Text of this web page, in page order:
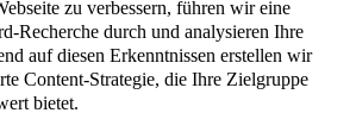
zu verbessern, führen wir eine
Recherche durch und analysieren Ihre
auf diesen Erkenntnissen erstellen wir
Content-Strategie, die Ihre Zielgruppe
bietet.